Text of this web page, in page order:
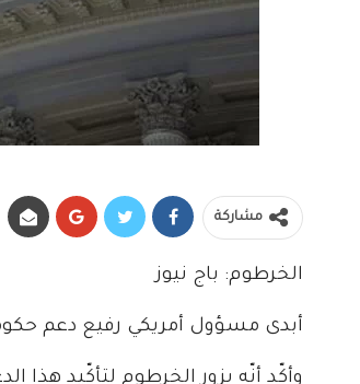
مشاركة
الخرطوم: باج نيوز
أبدى مسؤول أمريكي رفيع دعم
وأكّد أنّه يزور الخرطوم لتأكّيد